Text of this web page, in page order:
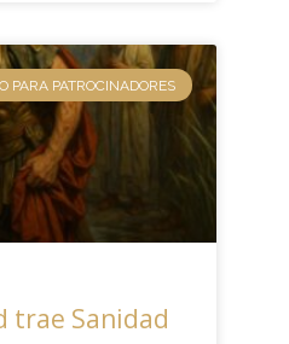
PARA PATROCINADORES
trae Sanidad